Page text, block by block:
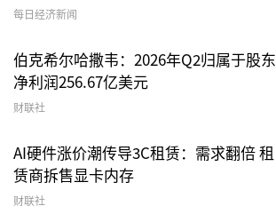
每日经济新闻
伯克希尔哈撒韦：2026年Q2归属于股东
净利润256.67亿美元
财联社
AI硬件涨价潮传导3C租赁：需求翻倍 租
赁商拆售显卡内存
财联社